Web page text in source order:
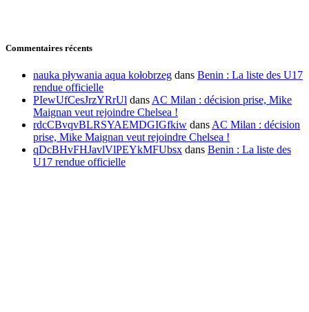
Commentaires récents
nauka pływania aqua kołobrzeg dans Benin : La liste des U17
rendue officielle
PIewUfCesJrzYRrUl dans AC Milan : décision prise, Mike
Maignan veut rejoindre Chelsea !
rdcCBvqvBLRSYAEMDGIGfkiw dans AC Milan : décision
prise, Mike Maignan veut rejoindre Chelsea !
qDcBHvFHJavlVlPEYkMFUbsx dans Benin : La liste des
U17 rendue officielle